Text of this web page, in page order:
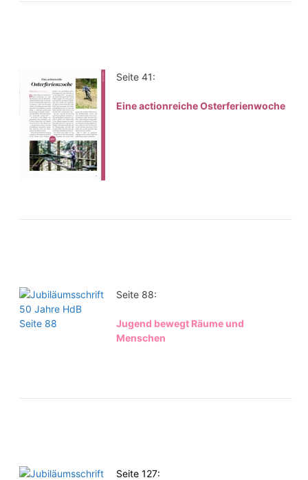
Seite 41:
Eine actionreiche Osterferienwoche
Seite 88:
Jugend bewegt Räume und
Menschen
Seite 127: